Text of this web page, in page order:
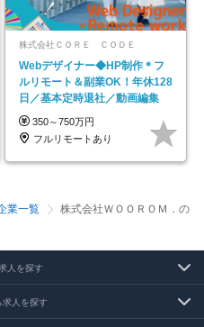
株式会社ＣＯＲＥ ＣＯＤＥ
Webデザイナー◆HP制作＊フ
ルリモート＆副業OK！年休128
日／基本定時退社／動画編集
350～750万円
フルリモートあり
業一覧
株式会社ＷＯＯＲＯＭ．の
人を探す
求人を探す